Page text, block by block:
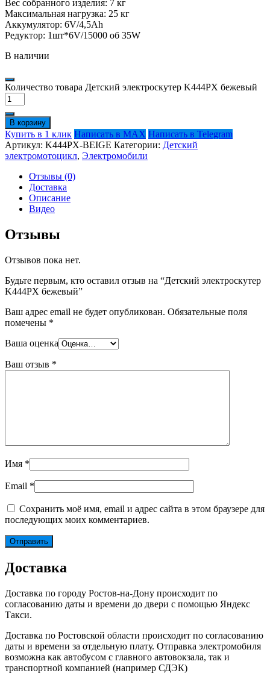
Вес собранного изделия: 7 кг
Максимальная нагрузка: 25 кг
Аккумулятор: 6V/4,5Ah
Редуктор: 1шт*6V/15000 об 35W
В наличии
Количество товара Детский электроскутер K444PX бежевый
В корзину
Купить в 1 клик Написать в MAX Написать в Telegram
Артикул: K444PX-BEIGE Категории: Детский
электромотоцикл, Электромобили
Отзывы (0)
Доставка
Описание
Видео
Отзывы
Отзывов пока нет.
Будьте первым, кто оставил отзыв на “Детский электроскутер
K444PX бежевый”
Ваш адрес email не будет опубликован. Обязательные поля
помечены *
Ваша оценка
Ваш отзыв *
Имя *
Email *
Сохранить моё имя, email и адрес сайта в этом браузере для
последующих моих комментариев.
Доставка
Доставка по городу Ростов-на-Дону происходит по
согласованию даты и времени до двери с помощью Яндекс
Такси.
Доставка по Ростовской области происходит по согласованию
даты и времени за отдельную плату. Отправка электромобиля
возможна как автобусом с главного автовокзала, так и
транспортной компанией (например СДЭК)